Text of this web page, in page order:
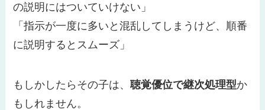
の説明にはついていけない」
「指示が一度に多いと混乱してしまうけど、順番
に説明するとスムーズ」
もしかしたらその子は、聴覚優位で継次処理型か
もしれません。